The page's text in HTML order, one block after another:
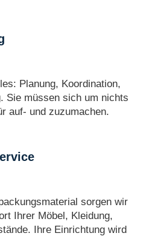
Planung, Koordination,
Sie müssen sich um nichts
auf- und zuzumachen.
sorgen wir
Ihrer Möbel, Kleidung,
Ihre Einrichtung wird